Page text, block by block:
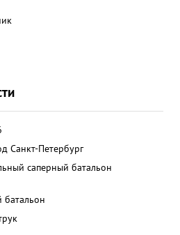
Санкт-Петербург
саперный батальон
батальон